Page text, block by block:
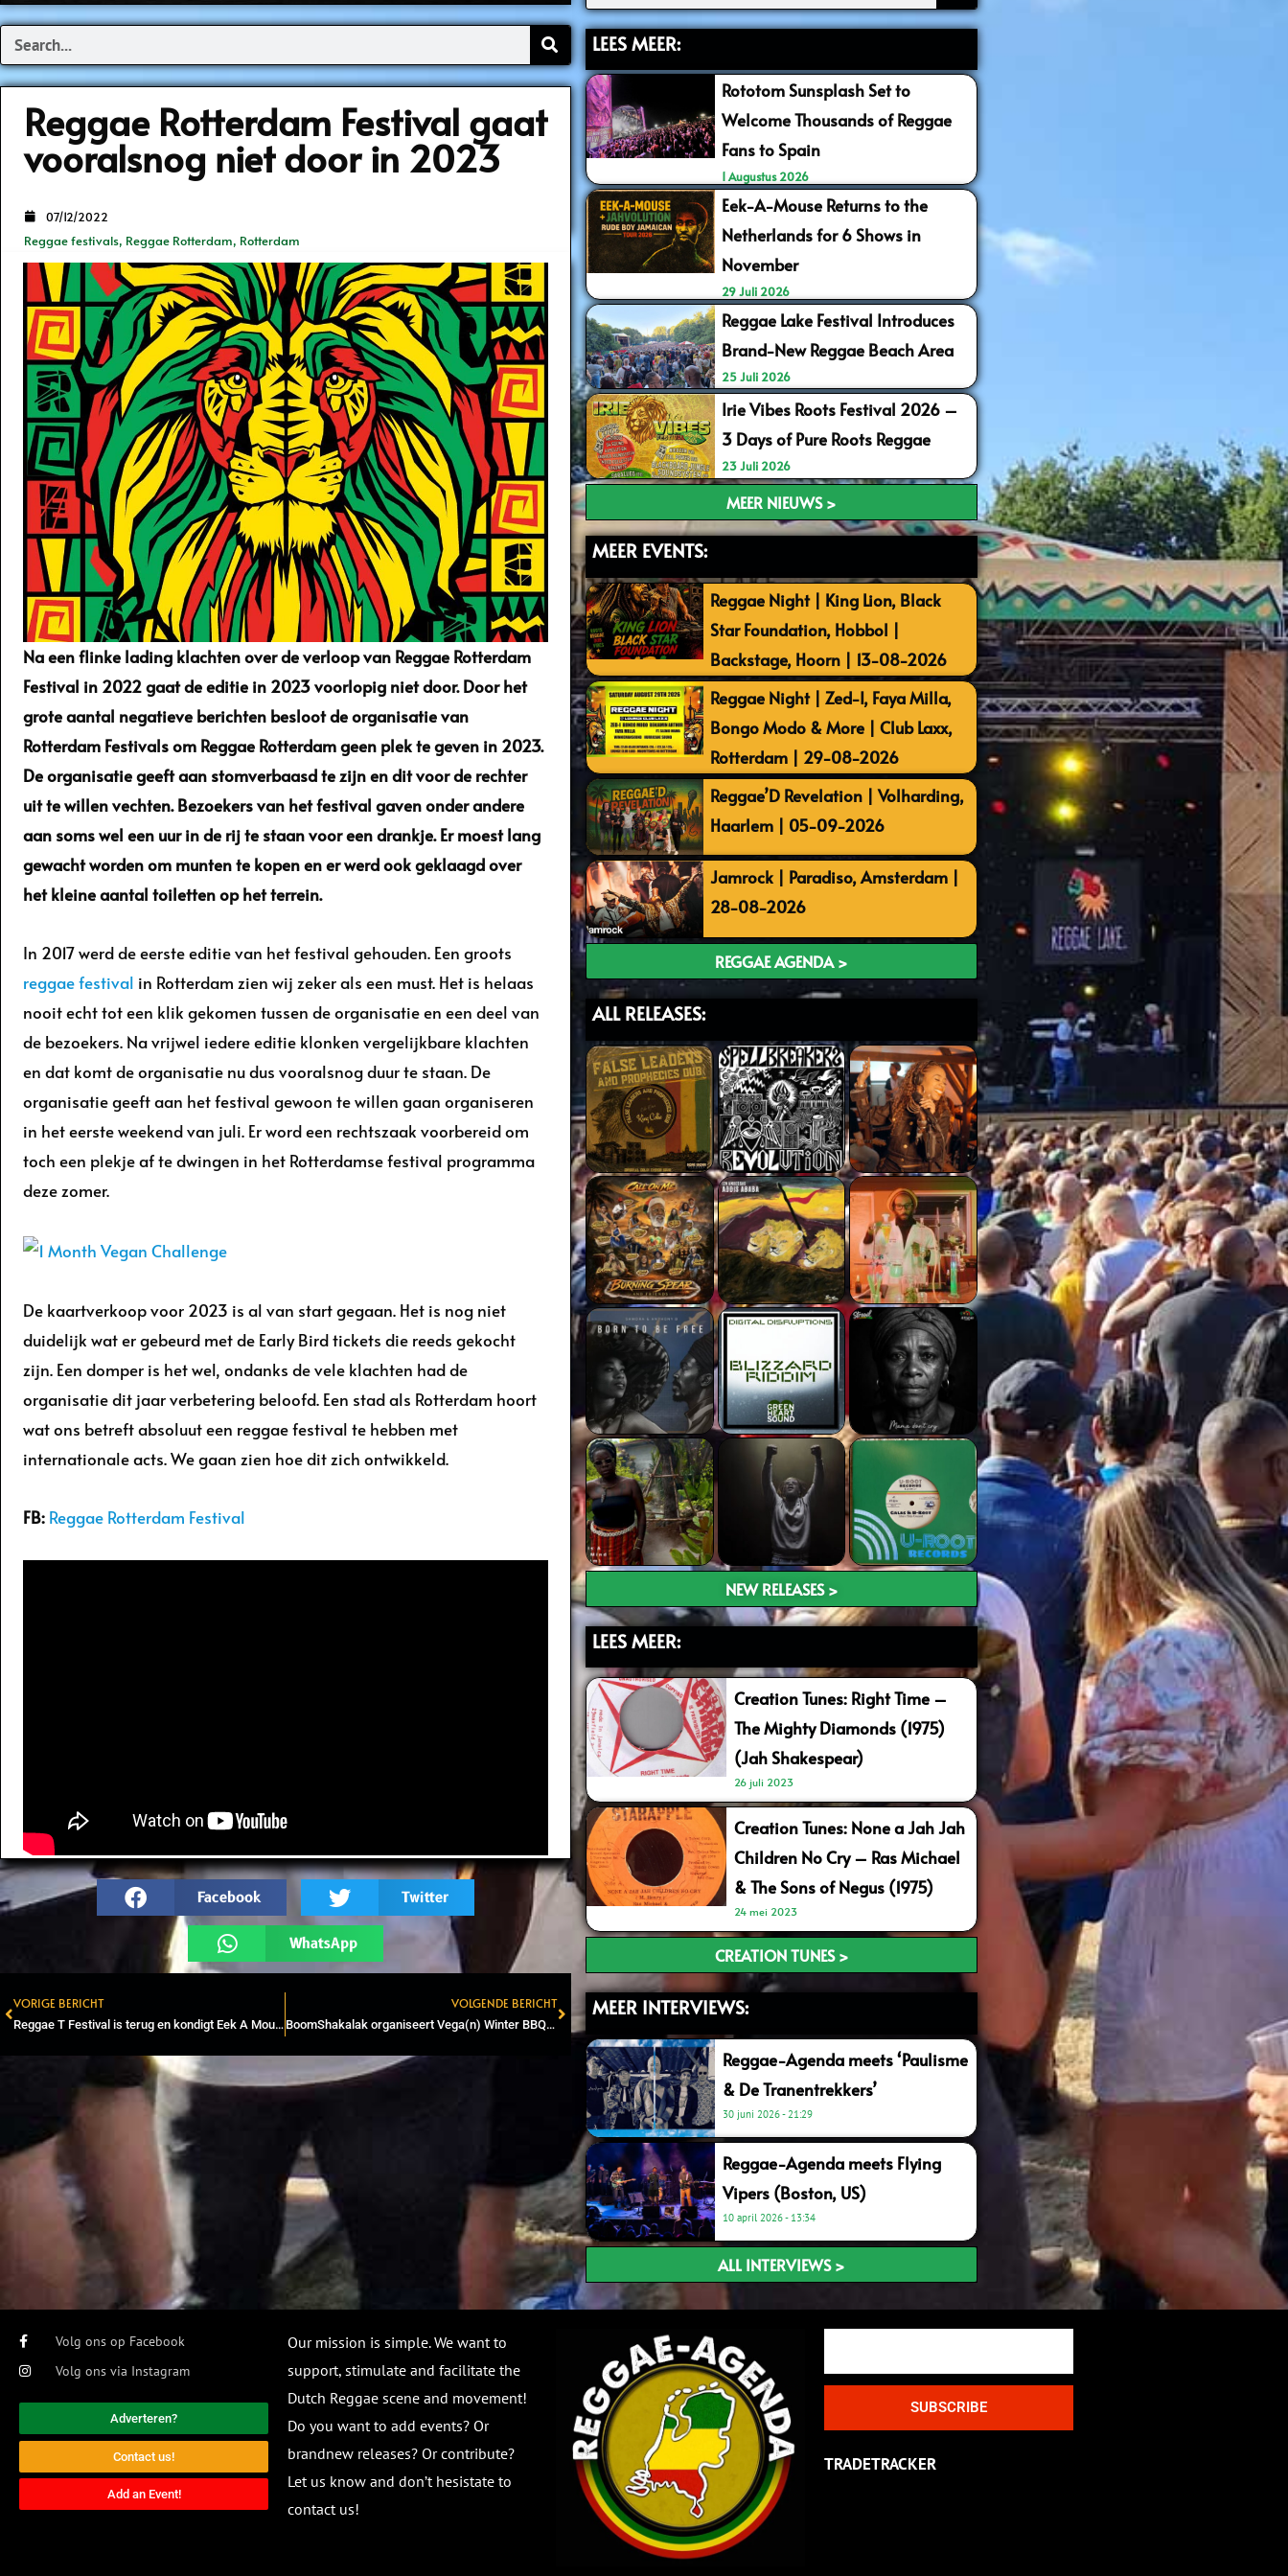
Search
Reggae Rotterdam Festival gaat
vooralsnog niet door in 2023
Reggae festivals, Reggae Rotterdam, Rotterdam
07/12/2022
Na een flinke lading klachten over de verloop van Reggae Rotterdam
Festival in 2022 gaat de editie in 2023 voorlopig niet door. Door het
grote aantal negatieve berichten besloot de organisatie van
Rotterdam Festivals om Reggae Rotterdam geen plek te geven in 2023.
De organisatie geeft aan stomverbaasd te zijn en dit voor de rechter
uit te willen vechten. Bezoekers van het festival gaven onder andere
aan soms wel een uur in de rij te staan voor een drankje. Er moest lang
gewacht worden om munten te kopen en er werd ook geklaagd over
het kleine aantal toiletten op het terrein.
In 2017 werd de eerste editie van het festival gehouden. Een groots
reggae festival in Rotterdam zien wij zeker als een must. Het is helaas
nooit echt tot een klik gekomen tussen de organisatie en een deel van
de bezoekers. Na vrijwel iedere editie klonken vergelijkbare klachten
en dat komt de organisatie nu dus vooralsnog duur te staan. De
organisatie geeft aan het festival gewoon te willen gaan organiseren
in het eerste weekend van juli. Er word een rechtszaak voorbereid om
toch een plekje af te dwingen in het Rotterdamse festival programma
deze zomer.
De kaartverkoop voor 2023 is al van start gegaan. Het is nog niet
duidelijk wat er gebeurd met de Early Bird tickets die reeds gekocht
zijn. Een domper is het wel, ondanks de vele klachten had de
organisatie dit jaar verbetering beloofd. Een stad als Rotterdam hoort
wat ons betreft absoluut een reggae festival te hebben met
internationale acts. We gaan zien hoe dit zich ontwikkeld.
FB: Reggae Rotterdam Festival
Facebook Twitter
WhatsApp
Prev
VORIGE BERICHT
Reggae T Festival is terug en kondigt Eek A Mouse aan als headliner
VOLGENDE BERICHT
BoomShakalak organiseert Vega(n) Winter BBQ met Macka B Next
LEES MEER:
Rototom Sunsplash Set to
Welcome Thousands of Reggae
Fans to Spain
1 Augustus 2026
Eek-A-Mouse Returns to the
Netherlands for 6 Shows in
November
29 Juli 2026
Reggae Lake Festival Introduces
Brand-New Reggae Beach Area
25 Juli 2026
Irie Vibes Roots Festival 2026 –
3 Days of Pure Roots Reggae
23 Juli 2026
MEER NIEUWS >
MEER EVENTS:
Reggae Night | King Lion, Black
Star Foundation, Hobbol |
Backstage, Hoorn | 13-08-2026
Reggae Night | Zed-I, Faya Milla,
Bongo Modo & More | Club Laxx,
Rotterdam | 29-08-2026
Reggae’D Revelation | Volharding,
Haarlem | 05-09-2026
Jamrock | Paradiso, Amsterdam |
28-08-2026
REGGAE AGENDA >
ALL RELEASES:
NEW RELEASES >
LEES MEER:
Creation Tunes: Right Time –
The Mighty Diamonds (1975)
(Jah Shakespear)
26 juli 2023
Creation Tunes: None a Jah Jah
Children No Cry – Ras Michael
& The Sons of Negus (1975)
24 mei 2023
CREATION TUNES >
MEER INTERVIEWS:
Reggae-Agenda meets ‘Paulisme
& De Tranentrekkers’
30 juni 2026 21:29
Reggae-Agenda meets Flying
Vipers (Boston, US)
10 april 2026 13:34
ALL INTERVIEWS >
Volg ons op Facebook
Volg ons via Instagram
Adverteren?
Contact us!
Add an Event!
Our mission is simple. We want to
support, stimulate and facilitate the
Dutch Reggae scene and movement!
Do you want to add events? Or
brandnew releases? Or contribute?
Let us know and don’t hesistate to
contact us!
SUBSCRIBE
TRADETRACKER